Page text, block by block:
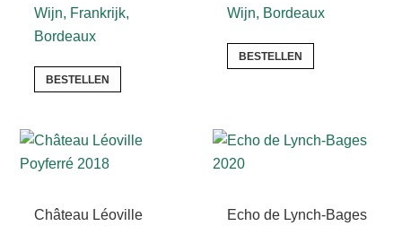
Wijn, Frankrijk,
Bordeaux
BESTELLEN
Wijn, Bordeaux
BESTELLEN
Château Léoville
Echo de Lynch-Bages